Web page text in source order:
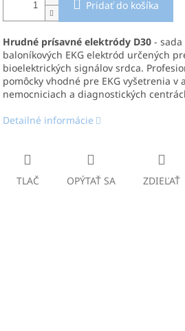
Pridať do košíka
Hrudné prísavné elektródy D30- sada
baloníkových EKG elektród určených
bioelektrických signálov srdca.
pomôcky vhodné pre EKG vyšetrenia v
nemocniciach a diagnostických
Detailné informácie
TLAČ OPÝTAŤ SA ZDIEĽAŤ